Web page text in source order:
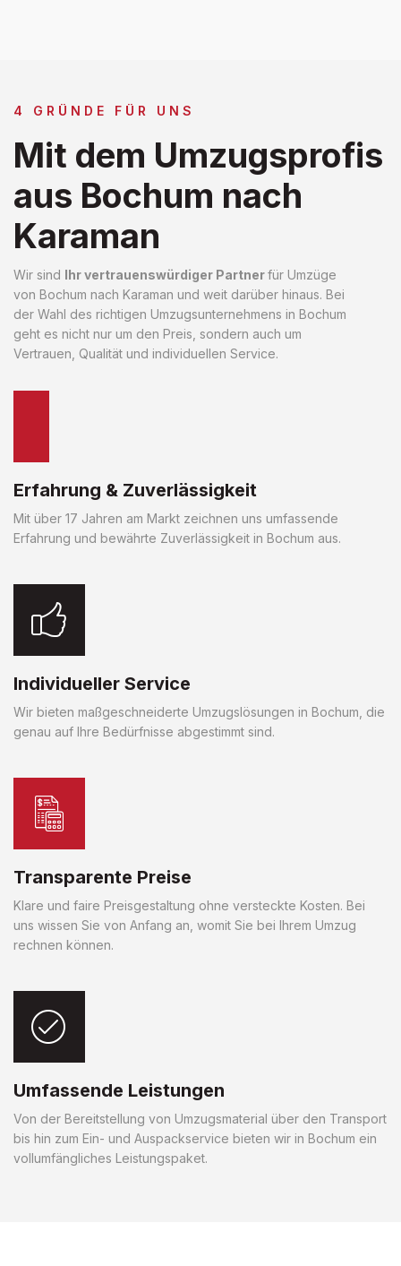
4 GRÜNDE FÜR UNS
Mit dem Umzugsprofis
aus Bochum nach
Karaman
Wir sind Ihr vertrauenswürdiger Partnerfür Umzüge
von Bochum nach Karaman und weit darüber hinaus. Bei
der Wahl des richtigen Umzugsunternehmens in Bochum
geht es nicht nur um den Preis, sondern auch um
Vertrauen, Qualität und individuellen Service.
Erfahrung & Zuverlässigkeit
Mit über 17 Jahren am Markt zeichnen uns umfassende
Erfahrung und bewährte Zuverlässigkeit in Bochum aus.
Individueller Service
Wir bieten maßgeschneiderte Umzugslösungen in Bochum, die
genau auf Ihre Bedürfnisse abgestimmt sind.
Transparente Preise
Klare und faire Preisgestaltung ohne versteckte Kosten. Bei
uns wissen Sie von Anfang an, womit Sie bei Ihrem Umzug
rechnen können.
Umfassende Leistungen
Von der Bereitstellung von Umzugsmaterial über den Transport
bis hin zum Ein- und Auspackservice bieten wir in Bochum ein
vollumfängliches Leistungspaket.